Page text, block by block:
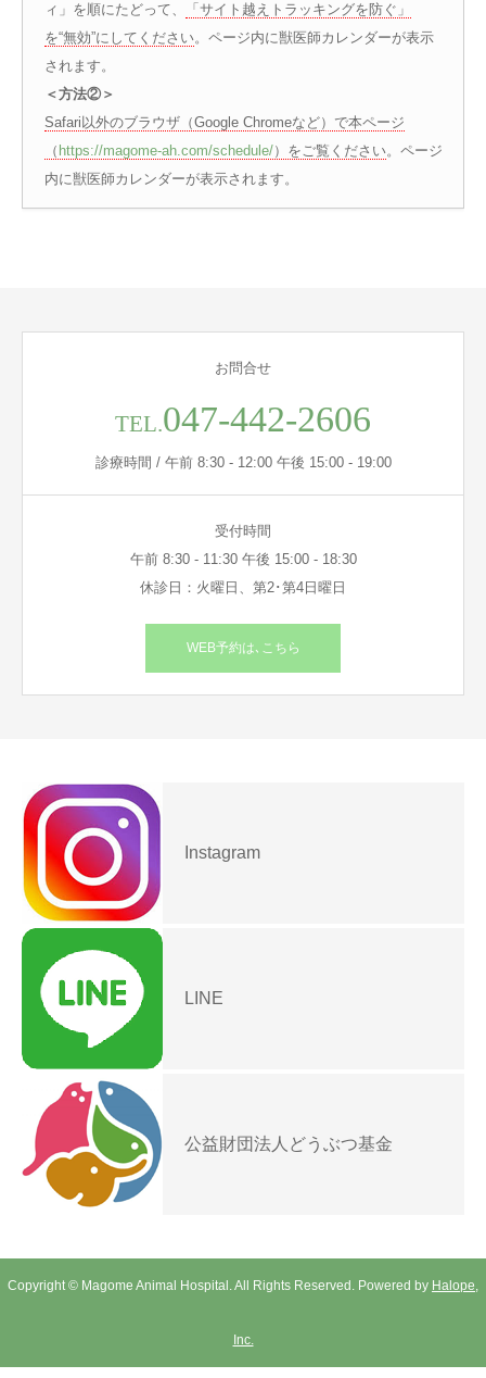
ィ」を順にたどって、
「サイト越えトラッキングを防ぐ」
を“無効”にしてください。ページ内に獣医師カレンダーが表示
されます。
＜方法②＞
Safari以外のブラウザ（Google Chromeなど）で本ページ
（ https://magome-ah.com/schedule/）をご覧ください。ページ
内に獣医師カレンダーが表示されます。
お問合せ
TEL.047-442-2606
診療時間 / 午前 8:30 - 12:00 午後 15:00 - 19:00
受付時間
午前 8:30 - 11:30 午後 15:00 - 18:30
休診日：火曜日、第2･第4日曜日
WEB予約は､こちら
Instagram
LINE
公益財団法人どうぶつ基金
Copyright © Magome Animal Hospital. All Rights Reserved. Powered by Halope,
Inc.